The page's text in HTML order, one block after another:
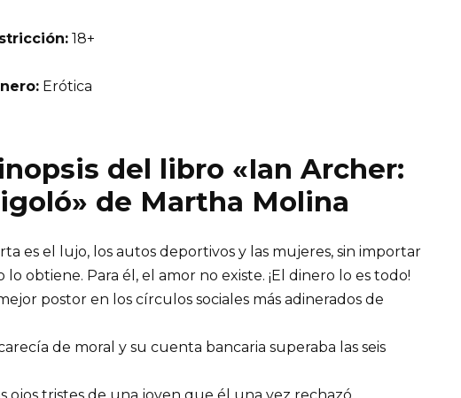
18+
Erótica
del libro «Ian Archer:
de Martha Molina
es el lujo, los autos deportivos y las mujeres, sin importar
obtiene. Para él, el amor no existe. ¡El dinero lo es todo!
postor en los círculos sociales más adinerados de
de moral y su cuenta bancaria superaba las seis